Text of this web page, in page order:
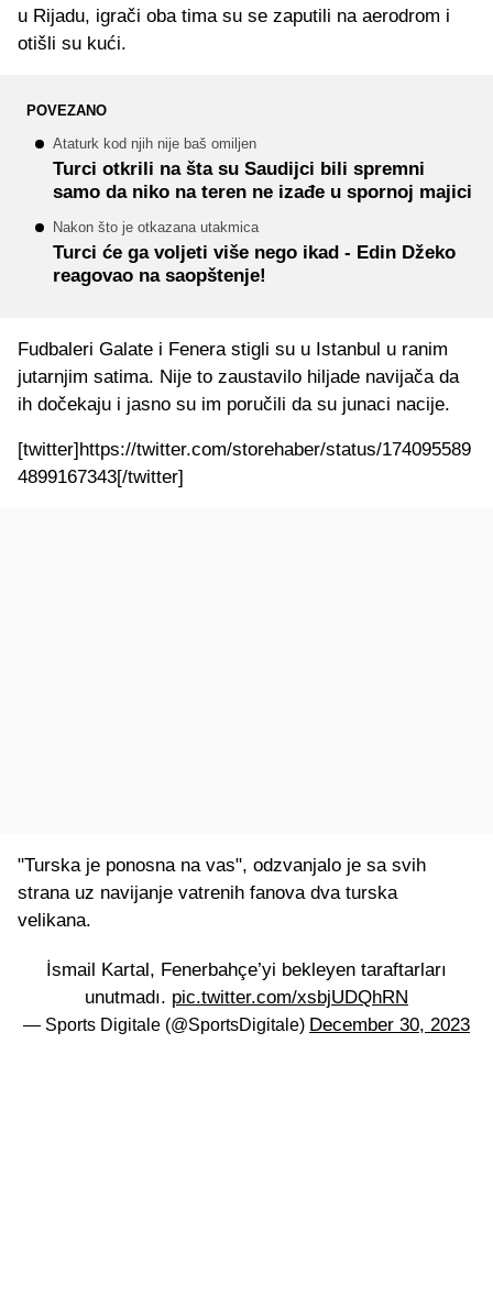
u Rijadu, igrači oba tima su se zaputili na aerodrom i
otišli su kući.
POVEZANO
Ataturk kod njih nije baš omiljen
Turci otkrili na šta su Saudijci bili spremni
samo da niko na teren ne izađe u spornoj majici
Nakon što je otkazana utakmica
Turci će ga voljeti više nego ikad - Edin Džeko
reagovao na saopštenje!
Fudbaleri Galate i Fenera stigli su u Istanbul u ranim
jutarnjim satima. Nije to zaustavilo hiljade navijača da
ih dočekaju i jasno su im poručili da su junaci nacije.
[twitter]https://twitter.com/storehaber/status/174095589
4899167343[/twitter]
"Turska je ponosna na vas", odzvanjalo je sa svih
strana uz navijanje vatrenih fanova dva turska
velikana.
İsmail Kartal, Fenerbahçe’yi bekleyen taraftarları
unutmadı. pic.twitter.com/xsbjUDQhRN
— Sports Digitale (@SportsDigitale) December 30, 2023